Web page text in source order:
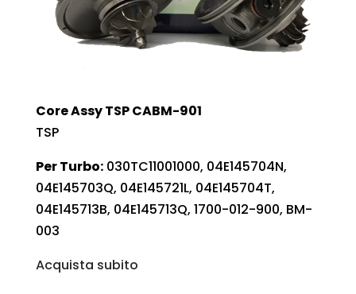
Core Assy TSP CABM-901
TSP
Per Turbo:030TC11001000, 04E145704N,
04E145703Q, 04E145721L, 04E145704T,
04E145713B, 04E145713Q, 1700-012-900, BM-
003
Acquista subito